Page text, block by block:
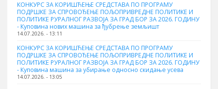
КОНКУРС ЗА КОРИШЋЕЊЕ СРЕДСТАВА ПО ПРОГРАМУ
ПОДРШКЕ ЗА СПРОВОЂЕЊЕ ПОЉОПРИВРЕДНЕ ПОЛИТИКЕ И
ПОЛИТИКЕ РУРАЛНОГ РАЗВОЈА ЗА ГРАД БОР ЗА 2026. ГОДИНУ
- Куповина нових машина за ђубрење земљишт
14.07.2026. - 13:11
КОНКУРС ЗА КОРИШЋЕЊЕ СРЕДСТАВА ПО ПРОГРАМУ
ПОДРШКЕ ЗА СПРОВОЂЕЊЕ ПОЉОПРИВРЕДНЕ ПОЛИТИКЕ И
ПОЛИТИКЕ РУРАЛНОГ РАЗВОЈА ЗА ГРАД БОР ЗА 2026. ГОДИНУ
- Куповинa машина за убирање односно скидање усева
14.07.2026. - 13:05